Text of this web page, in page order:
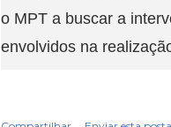
o MPT a buscar a
envolvidos na